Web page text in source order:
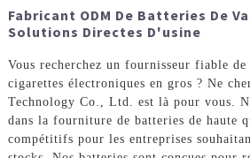
Fabricant ODM De Batteries De
Solutions Directes D'usine
Vous recherchez un fournisseur fiable
cigarettes électroniques en gros ? Ne
Technology Co., Ltd. est là pour vous.
dans la fourniture de batteries de haute
compétitifs pour les entreprises